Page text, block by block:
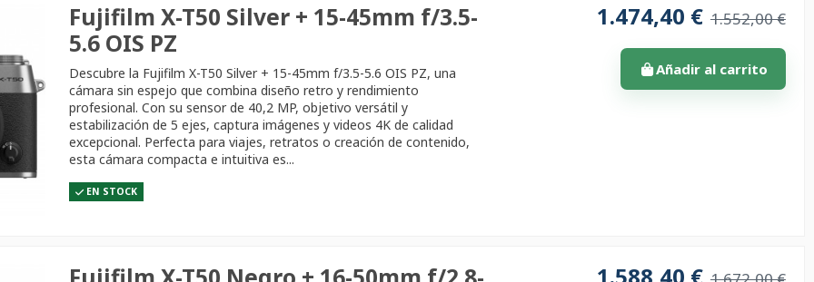
Fujifilm X-T50 Silver + 15-45mm f/3.5-
5.6 OIS PZ
Descubre la Fujifilm X-T50 Silver + 15-45mm f/3.5-5.6 OIS PZ, una
cámara sin espejo que combina diseño retro y rendimiento
profesional. Con su sensor de 40,2 MP, objetivo versátil y
estabilización de 5 ejes, captura imágenes y videos 4K de calidad
excepcional. Perfecta para viajes, retratos o creación de contenido,
esta cámara compacta e intuitiva es...
EN STOCK
1.474,40 € 1.552,00 €
Añadir al carrito